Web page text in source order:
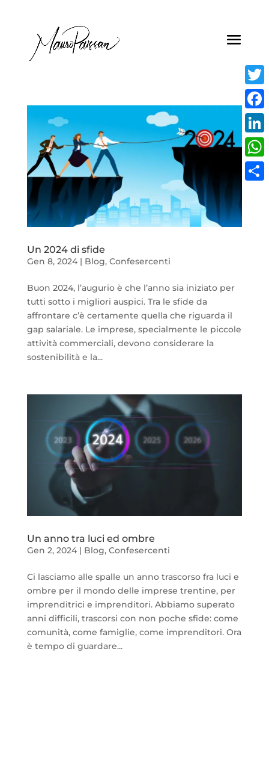
Un 2024 di sfide
Gen 8, 2024| Blog, Confesercenti
Buon 2024, l’augurio è che l’anno sia iniziato per
tutti sotto i migliori auspici. Tra le sfide da
affrontare c’è certamente quella che riguarda il
gap salariale. Le imprese, specialmente le piccole
attività commerciali, devono considerare la
sostenibilità e la...
Un anno tra luci ed ombre
Gen 2, 2024| Blog, Confesercenti
Ci lasciamo alle spalle un anno trascorso fra luci e
ombre per il mondo delle imprese trentine, per
imprenditrici e imprenditori. Abbiamo superato
anni difficili, trascorsi con non poche sfide: come
comunità, come famiglie, come imprenditori. Ora
è tempo di guardare...